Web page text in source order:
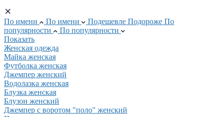
По имени По имени Подешевле Подороже По
популярности
По популярности
Показать
Женская одежда
Майка женская
Футболка женская
Джемпер женский
Водолазка женская
Блузка женская
Блузон женский
Джемпер с воротом "поло" женский